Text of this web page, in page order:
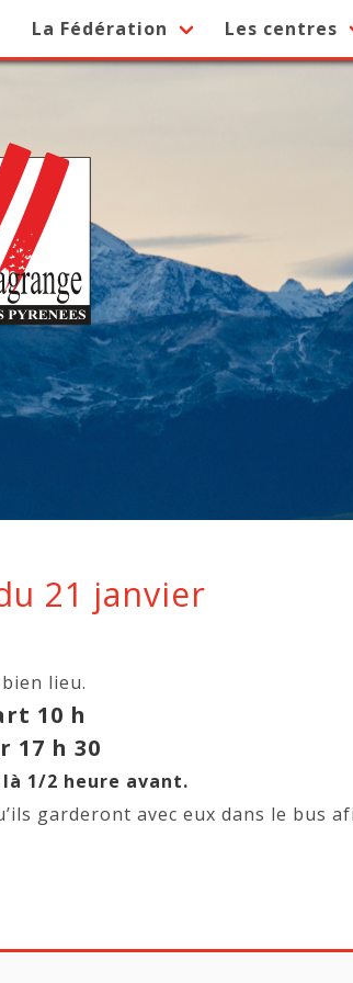
La Fédération Les centres
21 janvier
lieu.
10 h
17 h 30
là 1/2 heure avant.
garderont avec eux dans le bus